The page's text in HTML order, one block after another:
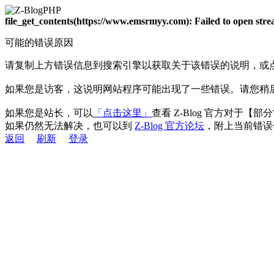
file_get_contents(https://www.emsrmyy.com): Failed to open
可能的错误原因
请复制上方错误信息到搜索引擎以获取关于该错误的说明，或
如果您是访客，这说明网站程序可能出现了一些错误。请您稍
如果您是站长，可以 「点击这里」 查看 Z-Blog 官方对于【部
如果仍然无法解决，也可以到 Z-Blog 官方论坛 ，附上当前错
返回
刷新 登录